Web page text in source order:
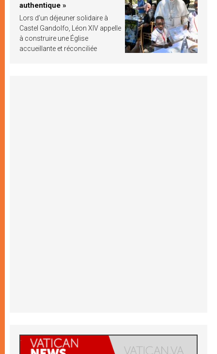
authentique »
Lors d’un déjeuner solidaire à
Castel Gandolfo, Léon XIV appelle
à construire une Église
accueillante et réconciliée